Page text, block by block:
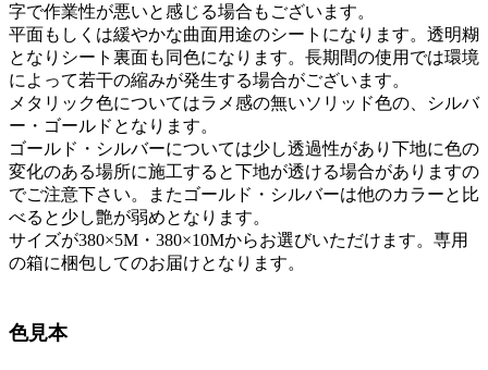
字で作業性が悪いと感じる場合もございます。
平面もしくは緩やかな曲面用途のシートになります。透明糊
となりシート裏面も同色になります。長期間の使用では環境
によって若干の縮みが発生する場合がございます。
メタリック色についてはラメ感の無いソリッド色の、シルバ
ー・ゴールドとなります。
ゴールド・シルバーについては少し透過性があり下地に色の
変化のある場所に施工すると下地が透ける場合がありますの
でご注意下さい。またゴールド・シルバーは他のカラーと比
べると少し艶が弱めとなります。
サイズが380×5M・380×10Mからお選びいただけます。専用
の箱に梱包してのお届けとなります。
色見本